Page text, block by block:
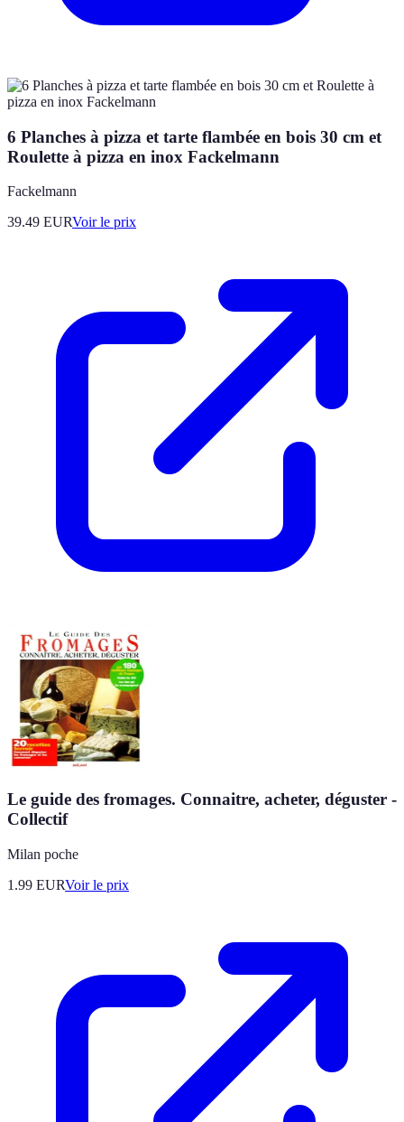
6 Planches à pizza et tarte flambée en bois 30 cm et
Roulette à pizza en inox Fackelmann
Fackelmann
39.49 EURVoir le prix
Le guide des fromages. Connaitre, acheter, déguster -
Collectif
Milan poche
1.99 EURVoir le prix